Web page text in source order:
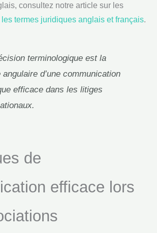
consultez notre article sur les
termes juridiques anglais et français.
terminologique est la
angulaire d’une communication
efficace dans les litiges
de
efficace lors